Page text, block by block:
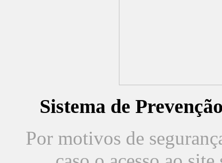
Sistema de
Por motivos de